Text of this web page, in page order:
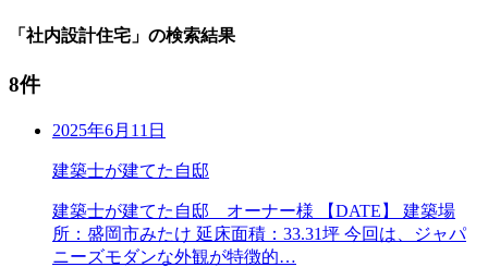
「社内設計住宅」の検索結果
8件
2025年6月11日
建築士が建てた自邸
建築士が建てた自邸 オーナー様 【DATE】 建築場
所：盛岡市みたけ 延床面積：33.31坪 今回は、ジャパ
ニーズモダンな外観が特徴的…